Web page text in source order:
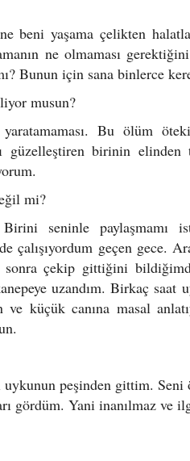
beni yaşama çelikten
ne olmaması
Bunun için sana binlerce
musun?
Bu ölüm
güzelleştiren birinin
mi?
seninle paylaşmamı
çalışıyordum geçen gece.
çekip gittiğini
uzandım. Birkaç saat
küçük canına masal
peşinden gittim. Seni
gördüm. Yani inanılmaz ve